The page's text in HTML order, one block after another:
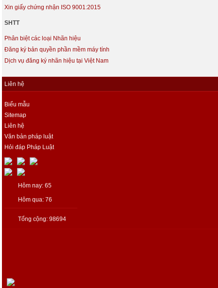
Xin giấy chứng nhận ISO 9001:2015
SHTT
Phân biệt các loại Nhãn hiệu
Đăng ký bản quyền phần mềm máy tính
Dịch vụ đăng ký nhãn hiệu tại Việt Nam
Liên hệ
Biểu mẫu
Sitemap
Liên hệ
Văn bản pháp luật
Hỏi đáp Pháp Luật
Hôm nay: 65
Hôm qua: 76
Tổng cộng: 98694